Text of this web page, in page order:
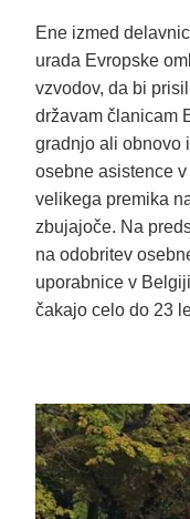
Ene izmed
urada Evropske
vzvodov, da bi
državam članicam
gradnjo ali obnovo
osebne asistence
velikega premika
zbujajoče. Na
na odobritev
uporabnice v
čakajo celo do 23